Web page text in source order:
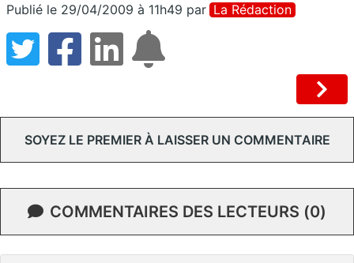
Publié le 29/04/2009 à 11h49 par La Rédaction
SOYEZ LE PREMIER À LAISSER UN COMMENTAIRE
COMMENTAIRES DES LECTEURS (0)